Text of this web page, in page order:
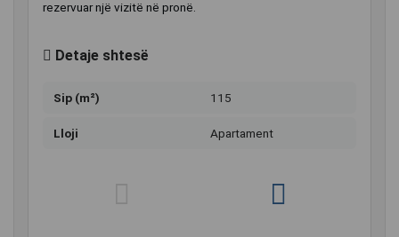
rezervuar një vizitë në pronë.
Detaje shtesë
Sip (m²) 115
Lloji Apartament